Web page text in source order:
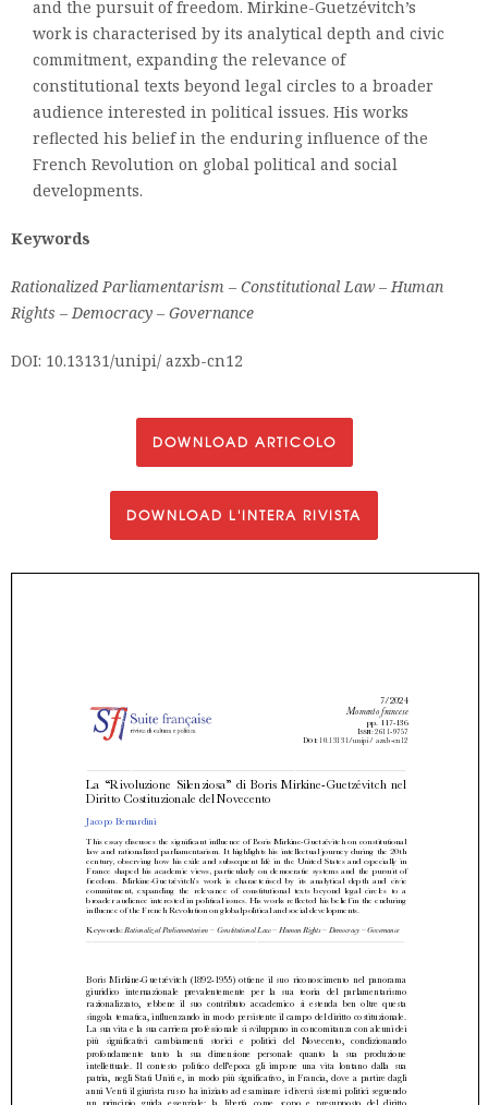
and the pursuit of freedom. Mirkine-Guetzévitch’s
work is characterised by its analytical depth and civic
commitment, expanding the relevance of
constitutional texts beyond legal circles to a broader
audience interested in political issues. His works
reflected his belief in the enduring influence of the
French Revolution on global political and social
developments.
Keywords
Rationalized Parliamentarism – Constitutional Law – Human
Rights – Democracy – Governance
DOI: 10.13131/unipi/ azxb-cn12
DOWNLOAD ARTICOLO
DOWNLOAD L'INTERA RIVISTA